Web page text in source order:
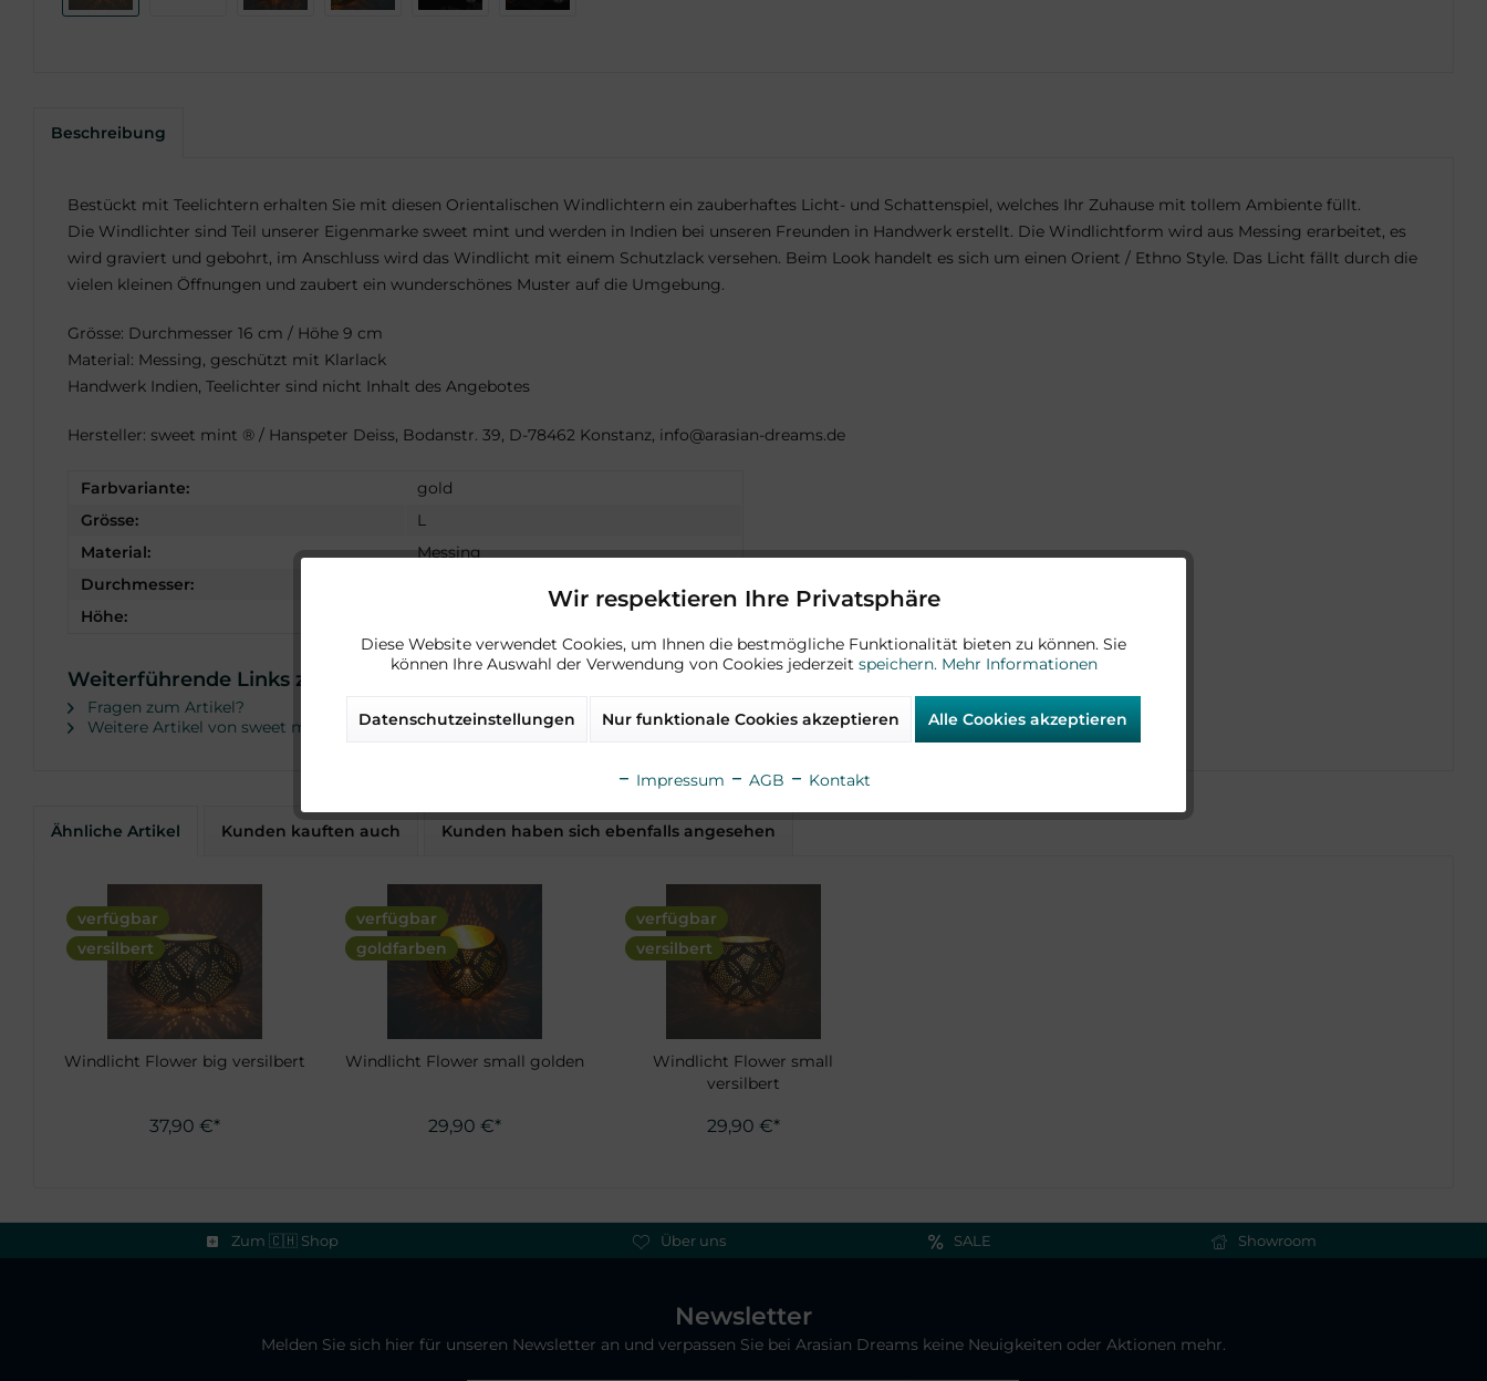
Beschreibung
Bestückt mit Teelichtern erhalten Sie mit diesen Orientalischen Windlichtern ein zauberhaftes Licht- und Schattenspiel, welches Ihr Zuhause mit tollem Ambiente füllt.
Die Windlichter sind Teil unserer Eigenmarke sweet mint und werden in Indien bei unseren Freunden in Handwerk erstellt. Die Windlichtform wird aus Messing erarbeitet, es
wird graviert und gebohrt, im Anschluss wird das Windlicht mit einem Schutzlack versehen. Beim Look handelt es sich um einen Orient / Ethno Style. Das Licht fällt durch die
vielen kleinen Öffnungen und zaubert ein wunderschönes Muster auf die Umgebung.
Grösse: Durchmesser 16 cm / Höhe 9 cm
Material: Messing, geschützt mit Klarlack
Handwerk Indien, Teelichter sind nicht Inhalt des Angebotes
Hersteller: sweet mint ® / Hanspeter Deiss, Bodanstr. 39, D-78462 Konstanz, info@arasian-dreams.de
Farbvariante:
gold
Grösse:
L
Material:
Messing
Durchmesser:
Höhe:
Weiterführende Links zu "Windlicht Flower big golden"
Fragen zum Artikel?
Weitere Artikel von sweet mint
Ähnliche Artikel Kunden kauften auch Kunden haben sich ebenfalls angesehen
verfügbar
versilbert
Windlicht Flower big versilbert
37,90 €*
verfügbar
goldfarben
Windlicht Flower small golden
29,90 €*
verfügbar
versilbert
Windlicht Flower small
versilbert
29,90 €*
Zum 🇨🇭 Shop Über uns SALE Showroom
Newsletter
Melden Sie sich hier für unseren Newsletter an und verpassen Sie bei Arasian Dreams keine Neuigkeiten oder Aktionen mehr.
Marketing Aktiv
Wir respektieren Ihre Privatsphäre
Diese Website verwendet Cookies, um Ihnen die bestmögliche Funktionalität bieten zu können. Sie
können Ihre Auswahl der Verwendung von Cookies jederzeit speichern. Mehr Informationen
Datenschutzeinstellungen Nur funktionale Cookies akzeptieren Alle Cookies akzeptieren
Impressum AGB Kontakt